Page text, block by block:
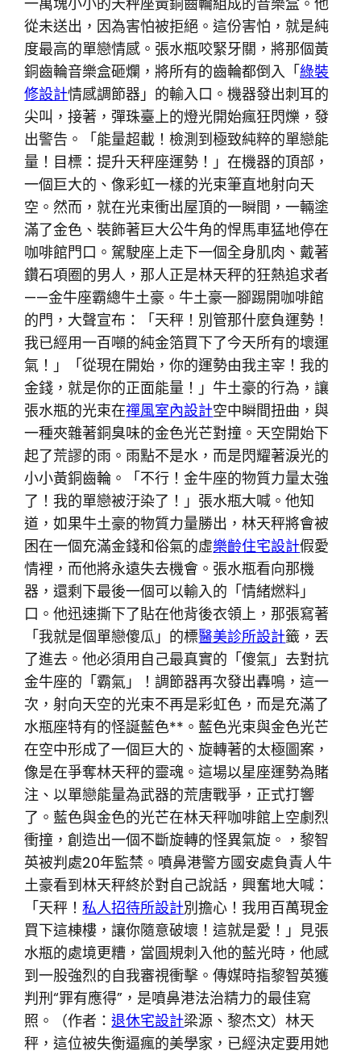
從未送出，因為害怕被拒絕。這份害怕，就是純
度最高的單戀情感。張水瓶咬緊牙關，將那個黃
銅齒輪音樂盒砸爛，將所有的齒輪都倒入「綠裝
修設計情感調節器」的輸入口。機器發出刺耳的
尖叫，接著，彈珠臺上的燈光開始瘋狂閃爍，發
出警告。「能量超載！檢測到極致純粹的單戀能
量！目標：提升天秤座運勢！」在機器的頂部，
一個巨大的、像彩虹一樣的光束筆直地射向天
空。然而，就在光束衝出屋頂的一瞬間，一輛塗
滿了金色、裝飾著巨大公牛角的悍馬車猛地停在
咖啡館門口。駕駛座上走下一個全身肌肉、戴著
鑽石項圈的男人，那人正是林天秤的狂熱追求者
——金牛座霸總牛土豪。牛土豪一腳踢開咖啡館
的門，大聲宣布：「天秤！別管那什麼負運勢！
我已經用一百噸的純金箔買下了今天所有的壞運
氣！」「從現在開始，你的運勢由我主宰！我的
金錢，就是你的正面能量！」牛土豪的行為，讓
張水瓶的光束在禪風室內設計空中瞬間扭曲，與
一種夾雜著銅臭味的金色光芒對撞。天空開始下
起了荒謬的雨。雨點不是水，而是閃耀著淚光的
小小黃銅齒輪。「不行！金牛座的物質力量太強
了！我的單戀被汙染了！」張水瓶大喊。他知
道，如果牛土豪的物質力量勝出，林天秤將會被
困在一個充滿金錢和俗氣的虛樂齡住宅設計假愛
情裡，而他將永遠失去機會。張水瓶看向那機
器，還剩下最後一個可以輸入的「情緒燃料」
口。他迅速撕下了貼在他背後衣領上，那張寫著
「我就是個單戀傻瓜」的標醫美診所設計籤，丟
了進去。他必須用自己最真實的「傻氣」去對抗
金牛座的「霸氣」！調節器再次發出轟鳴，這一
次，射向天空的光束不再是彩虹色，而是充滿了
水瓶座特有的怪誕藍色**。藍色光束與金色光芒
在空中形成了一個巨大的、旋轉著的太極圖案，
像是在爭奪林天秤的靈魂。這場以星座運勢為賭
注、以單戀能量為武器的荒唐戰爭，正式打響
了。藍色與金色的光芒在林天秤咖啡館上空劇烈
衝撞，創造出一個不斷旋轉的怪異氣旋。，黎智
英被判處20年監禁。噴鼻港警方國安處負責人牛
土豪看到林天秤終於對自己說話，興奮地大喊：
「天秤！私人招待所設計別擔心！我用百萬現金
買下這棟樓，讓你隨意破壞！這就是愛！」見張
水瓶的處境更糟，當圓規刺入他的藍光時，他感
到一股強烈的自我審視衝擊。傳媒時指黎智英獲
判刑“罪有應得”，是噴鼻港法治精力的最佳寫
照。（作者：退休宅設計梁源、黎杰文）林天
秤，這位被失衡逼瘋的美學家，已經決定要用她